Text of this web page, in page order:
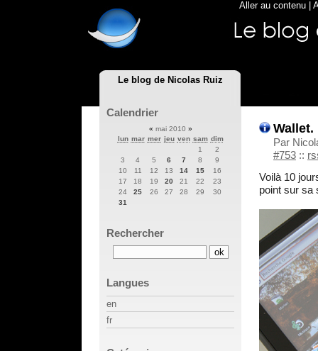
Le blog de Nicolas Ruiz
Aller au contenu
Par
#753 ::
Voilà 10
point sur sa
Calendrier
« mai 2010 »
lun mar mer jeu ven sam dim
1
2
3
4 5 6 7 8
9
10
11 12 13 14 15
16
17
18 19 20 21 22
23
24
25 26 27 28 29
30
31
Rechercher
Langues
en
fr